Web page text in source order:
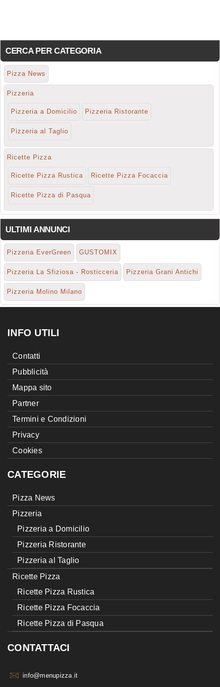
CERCA PER CATEGORIA
Pizza News
Pizzeria
Pizzeria a Domicilio Pizzeria Ristorante
Pizzeria al Taglio
Ricette Pizza
Ricette Pizza Rustica Ricette Pizza Focaccia
Ricette Pizza di Pasqua
ULTIMI ANNUNCI
Pizzeria EverGreen GUSTOMIX
Pizzeria La Sfiziosa - Rosticceria Pizzeria Grani Antichi
Pizzeria Molino Milano
INFO UTILI
Contatti
Pubblicità
Mappa sito
Partner
Termini e Condizioni
Privacy
Cookies
CATEGORIE
Pizza News
Pizzeria
Pizzeria a Domicilio
Pizzeria Ristorante
Pizzeria al Taglio
Ricette Pizza
Ricette Pizza Rustica
Ricette Pizza Focaccia
Ricette Pizza di Pasqua
CONTATTACI
info@menupizza.it